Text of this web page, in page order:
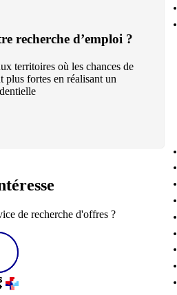
recherche d’emploi ?
territoires où les chances de
plus fortes en réalisant un
de recherche d'offres ?